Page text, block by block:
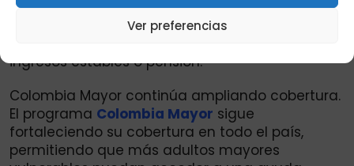
Ver preferencias
subsidio llegue a los adultos mayores que
realmente necesitan este apoyo económico,
ingresos estables o pensión.
Colombia Mayor continúa ampliando cobertura.
El programa Colombia Mayor sigue
fortaleciendo su cobertura en todo el país,
permitiendo que más adultos mayores